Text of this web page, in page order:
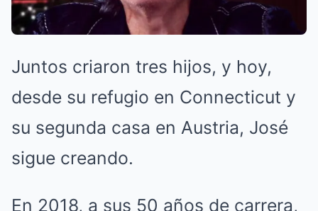
Juntos criaron tres hijos, y hoy,
desde su refugio en Connecticut y
su segunda casa en Austria, José
sigue creando.
En 2018, a sus 50 años de carrera,